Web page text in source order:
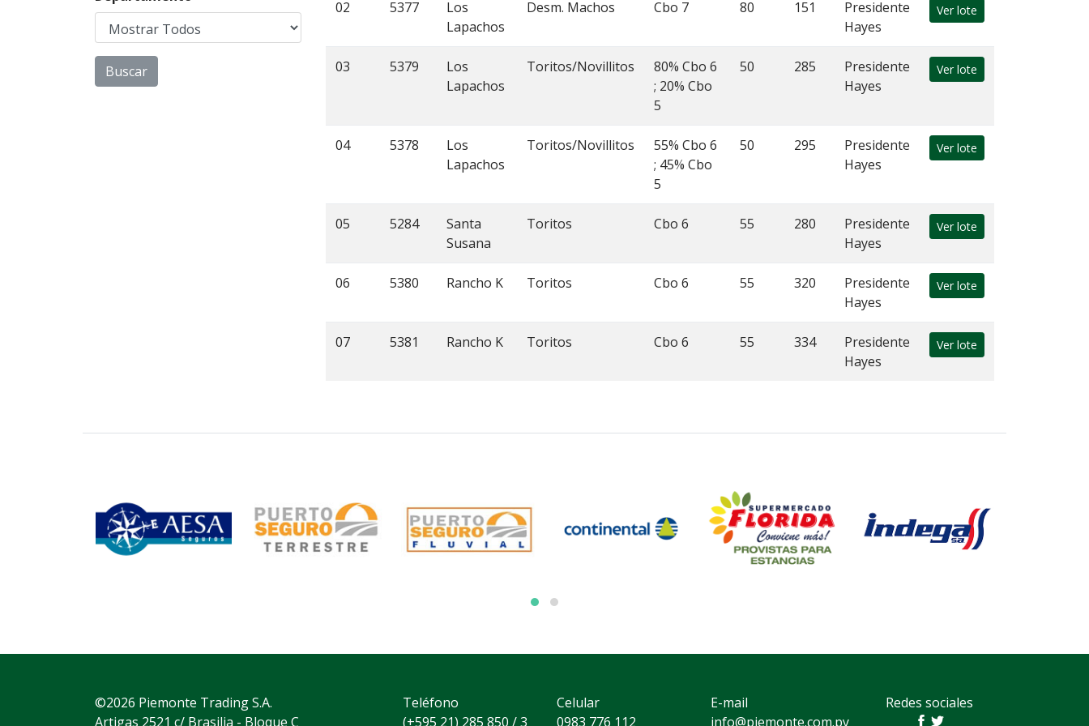
02 5377
Los
Lapachos
Desm. Machos Cbo 7 80 151
Presidente
Hayes
Ver lote
03 5379
Los
Lapachos
Toritos/Novillitos
80% Cbo 6
; 20% Cbo
5
50 285
Presidente
Hayes
Ver lote
04 5378
Los
Lapachos
Toritos/Novillitos
55% Cbo 6
; 45% Cbo
5
50 295
Presidente
Hayes
Ver lote
05 5284
Santa
Susana
Toritos Cbo 6 55 280
Presidente
Hayes
Ver lote
06 5380 Rancho K Toritos Cbo 6 55 320
Presidente
Hayes
Ver lote
07 5381 Rancho K Toritos Cbo 6 55 334
Presidente
Hayes
Ver lote
©2026 Piemonte Trading S.A.
Artigas 2521 c/ Brasilia - Bloque C
Teléfono
(+595 21) 285 850 / 3
Celular
0983 776 112
E-mail
info@piemonte.com.py
Redes sociales